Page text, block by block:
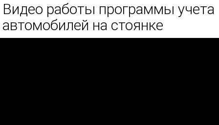
Видео работы программы учета
автомобилей на стоянке